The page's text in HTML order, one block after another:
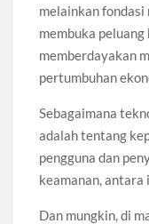
melainkan fondasi
membuka peluang
memberdayakan
pertumbuhan
Sebagaimana
adalah tentang
pengguna dan
keamanan, antara
Dan mungkin, di